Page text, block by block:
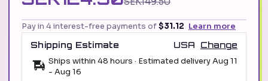
Pay in 4 interest-free payments of$31.12 Learn more
Shipping Estimate
USA
Change
Ships within 48 hours · Estimated deliveryAug 11
- Aug 16